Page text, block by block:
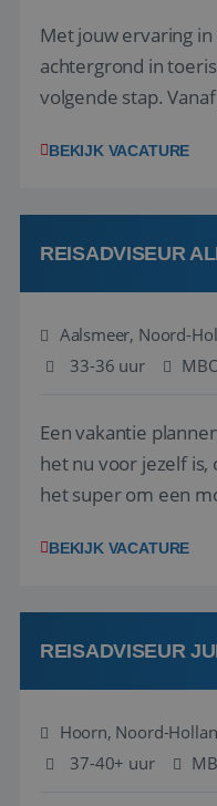
Met jouw ervaring
achtergrond in
volgende stap.
wensen van je team,
klanten te
boeken! ...
BEKIJK VACATURE
REISADVISEUR
Aalsmeer, Noord-
33-36 uur
Een vakantie
het nu voor jezelf
het super om een
vakantiegangers de
werken: of het nu
BEKIJK VACATURE
REISADVISEUR
Hoorn, Noord-
37-40+ uur